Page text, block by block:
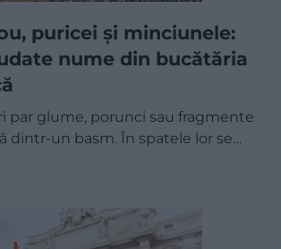
puricei și minciunele:
nume din bucătăria
par glume, porunci sau fragmente
dintr-un basm. În spatele lor se…